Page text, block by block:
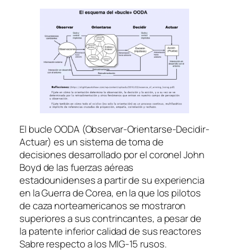
El bucle OODA (Observar-Orientarse-Decidir-
Actuar) es un sistema de toma de
decisiones desarrollado por el coronel John
Boyd de las fuerzas aéreas
estadounidenses a partir de su experiencia
en la Guerra de Corea, en la que los pilotos
de caza norteamericanos se mostraron
superiores a sus contrincantes, a pesar de
la patente inferior calidad de sus reactores
Sabrerespecto a los MIG-15 rusos.